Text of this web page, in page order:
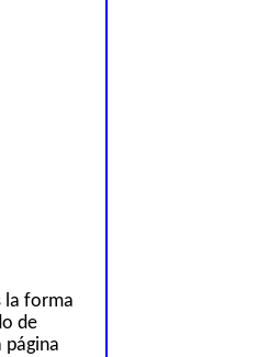
la forma
de
página